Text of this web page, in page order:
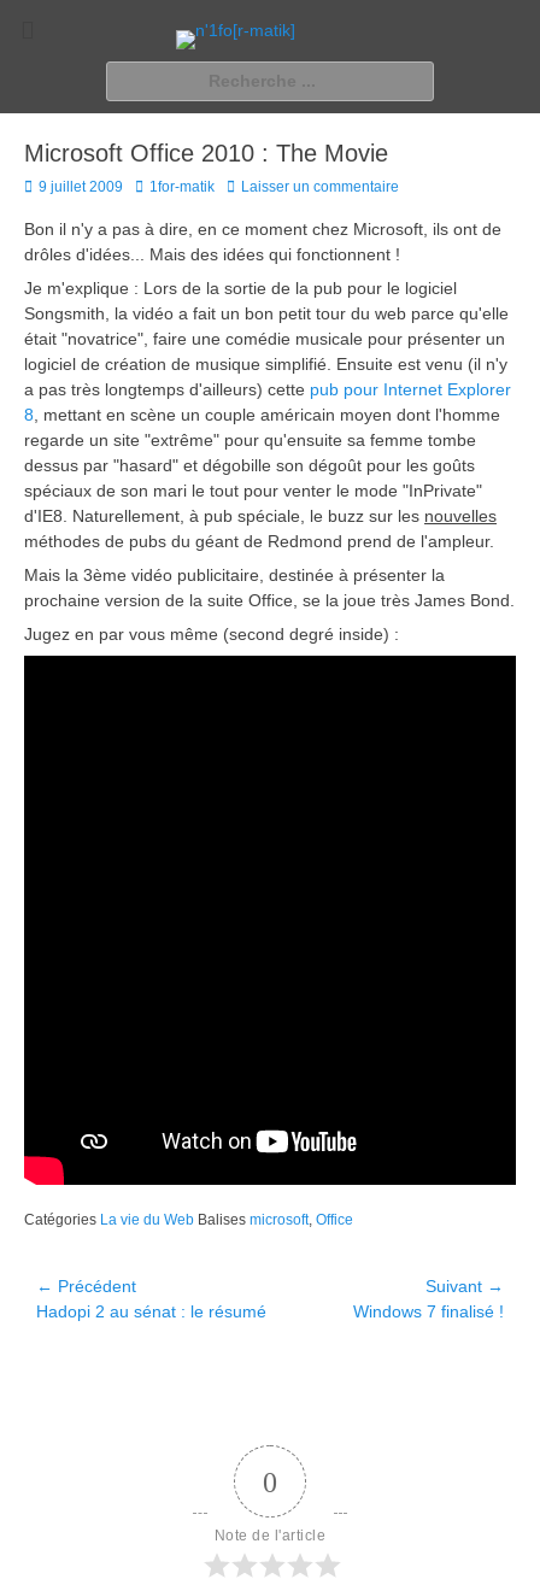
n'1fo[r-matik]
Pour les nymphos d'infos en info…
Microsoft Office 2010 : The Movie
Posted
9 juillet 2009 Author
1for-matik Laisser un commentaire
Bon il n'y a pas à dire, en ce moment chez Microsoft, ils ont de
drôles d'idées... Mais des idées qui fonctionnent !
Je m'explique : Lors de la sortie de la pub pour le logiciel
Songsmith, la vidéo a fait un bon petit tour du web parce qu'elle
était "novatrice", faire une comédie musicale pour présenter un
logiciel de création de musique simplifié. Ensuite est venu (il n'y
a pas très longtemps d'ailleurs) cette pub pour Internet Explorer
8 , mettant en scène un couple américain moyen dont l'homme
regarde un site "extrême" pour qu'ensuite sa femme tombe
dessus par "hasard" et dégobille son dégoût pour les goûts
spéciaux de son mari le tout pour venter le mode "InPrivate"
d'IE8. Naturellement, à pub spéciale, le buzz sur les nouvelles
méthodes de pubs du géant de Redmond prend de l'ampleur.
Mais la 3ème vidéo publicitaire, destinée à présenter la
prochaine version de la suite Office, se la joue très James Bond.
Jugez en par vous même (second degré inside) :
Catégories La vie du Web Balises microsoft, Office
Navigation
de
← Précédent
Article
Hadopi 2 au sénat : le résumé
Suivant →
Windows 7 finalisé !
0
Note de l'article